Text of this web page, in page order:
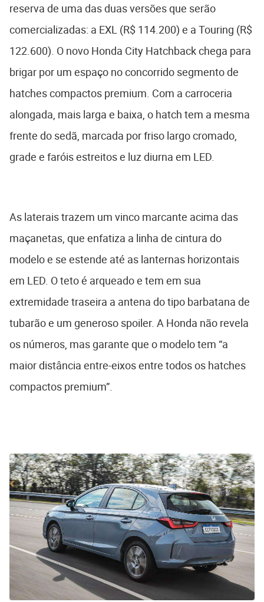
reserva de uma das duas versões que serão
comercializadas: a EXL (R$ 114.200) e a Touring (R$
122.600). O novo Honda City Hatchback chega para
brigar por um espaço no concorrido segmento de
hatches compactos premium. Com a carroceria
alongada, mais larga e baixa, o hatch tem a mesma
frente do sedã, marcada por friso largo cromado,
grade e faróis estreitos e luz diurna em LED.
As laterais trazem um vinco marcante acima das
maçanetas, que enfatiza a linha de cintura do
modelo e se estende até as lanternas horizontais
em LED. O teto é arqueado e tem em sua
extremidade traseira a antena do tipo barbatana de
tubarão e um generoso spoiler. A Honda não revela
os números, mas garante que o modelo tem “a
maior distância entre-eixos entre todos os hatches
compactos premium”.